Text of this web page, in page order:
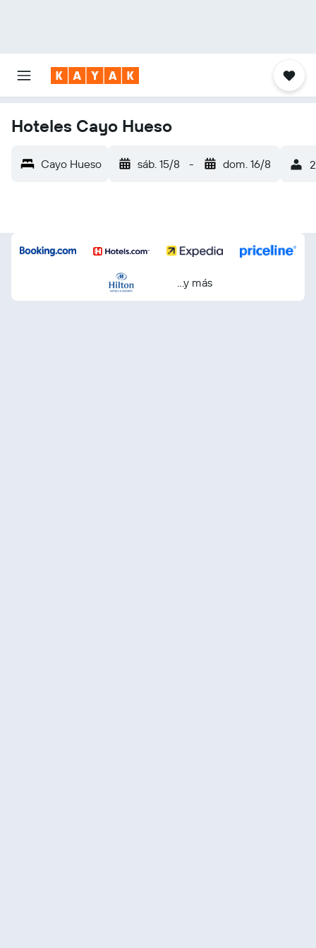
Hoteles Cayo Hueso
Cayo Hueso sáb. 15/8 - dom. 16/8
...y más